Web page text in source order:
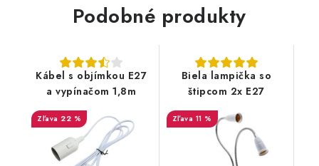
Podobné produkty
Kábel s objímkou E27
a vypínačom 1,8m
22 %
Biela lampička so
štipcom 2x E27
11 %